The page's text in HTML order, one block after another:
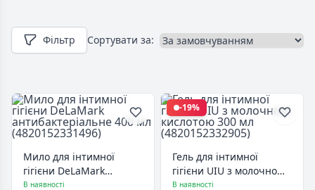
Фільтр Сортувати за:
Мило для інтимної
гігієни DeLaMark
антибактеріальне 400
В наявності
-19%
Гель для інтимної
гігієни UIU з молочною
кислотою 300 мл
В наявності